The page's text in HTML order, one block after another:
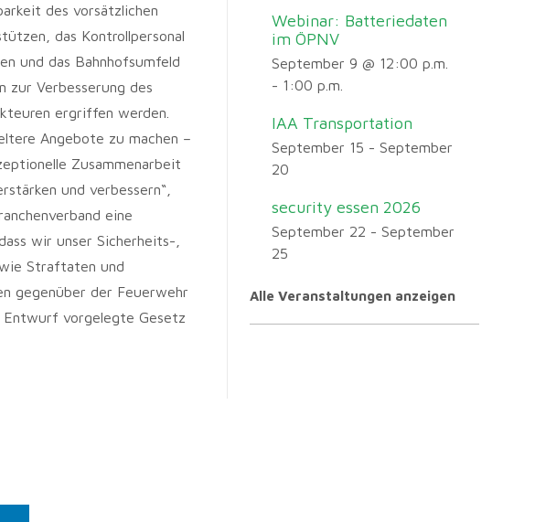
des vorsätzlichen
das Kontrollpersonal
und das Bahnhofsumfeld
zur Verbesserung des
ergriffen werden.
Angebote zu machen –
Zusammenarbeit
und verbessern“,
eine
wir unser Sicherheits-,
Straftaten und
gegenüber der Feuerwehr
Entwurf vorgelegte Gesetz
Webinar: Batteriedaten
im ÖPNV
September 9 @ 12:00 p.m.
- 1:00 p.m.
IAA Transportation
September 15 - September
20
security essen 2026
September 22 - September
25
Alle Veranstaltungen anzeigen